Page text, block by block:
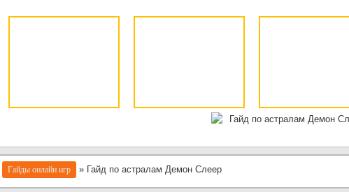
Гайды онлайн игр » Гайд по астралам Демон Слеер